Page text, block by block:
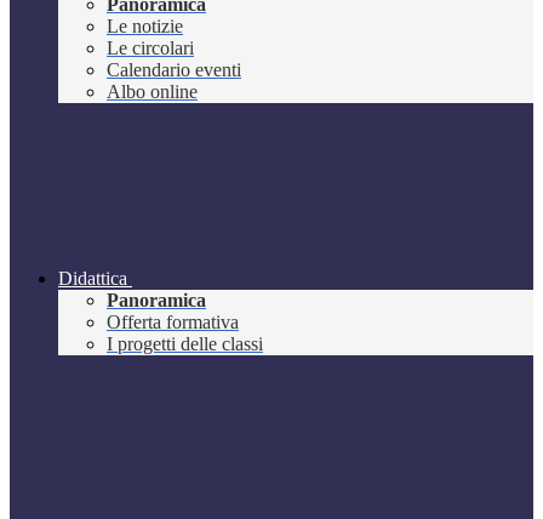
Panoramica
Le notizie
Le circolari
Calendario eventi
Albo online
Didattica
Panoramica
Offerta formativa
I progetti delle classi